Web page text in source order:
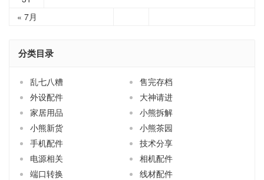
« 7月
分类目录
乱七八糟
售完存档
外设配件
大神请进
家居用品
小熊拆解
小熊新货
小熊茶园
手机配件
技术分享
电源相关
相机配件
端口转换
线材配件